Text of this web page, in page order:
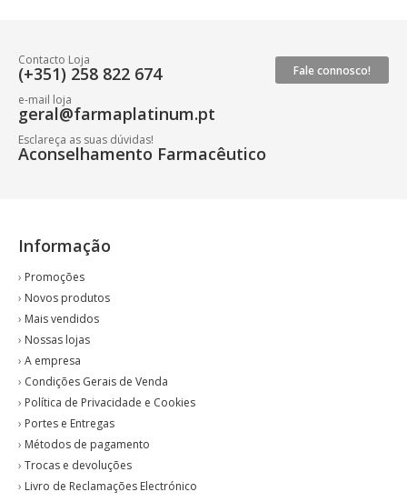
Fale connosco!
Contacto Loja
(+351) 258 822 674
e-mail loja
geral@farmaplatinum.pt
Esclareça as suas dúvidas!
Aconselhamento Farmacêutico
Informação
› Promoções
› Novos produtos
› Mais vendidos
› Nossas lojas
› A empresa
› Condições Gerais de Venda
› Política de Privacidade e Cookies
› Portes e Entregas
› Métodos de pagamento
› Trocas e devoluções
› Livro de Reclamações Electrónico